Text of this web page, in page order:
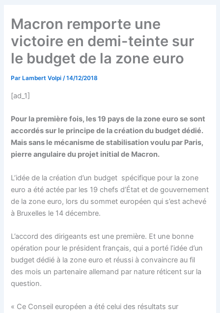
Macron remporte une
victoire en demi-teinte sur
le budget de la zone euro
Par Lambert Volpi/14/12/2018
[ad_1]
Pour la première fois, les 19 pays de la zone euro se sont
accordés sur le principe de la création du budget dédié.
Mais sans le mécanisme de stabilisation voulu par Paris,
pierre angulaire du projet initial de Macron.
L’idée de la création d’un budget spécifique pour la zone
euro a été actée par les 19 chefs d’État et de gouvernement
de la zone euro, lors du sommet européen qui s’est achevé
à Bruxelles le 14 décembre.
L’accord des dirigeants est une première. Et une bonne
opération pour le président français, qui a porté l’idée d’un
budget dédié à la zone euro et réussi à convaincre au fil
des mois un partenaire allemand par nature réticent sur la
question.
« Ce Conseil européen a été celui des résultats sur